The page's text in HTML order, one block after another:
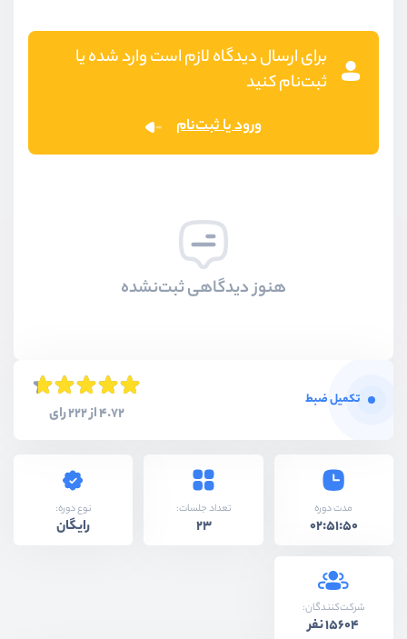
برای ارسال دیدگاه لازم است وارد شده یا
ثبت‌نام کنید
ورود یا ثبت‌نام
هنوز دیدگاهی ثبت‌نشده
تکمیل ضبط
4.72 از 222 رای
مدت دوره
02:51:50
تعداد جلسات:
23
نوع دوره:
رایگان
شرکت‌کنندگان:
15604 نفر